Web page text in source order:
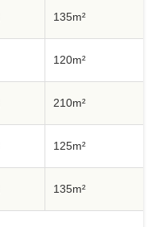
135m²
120m²
210m²
125m²
135m²